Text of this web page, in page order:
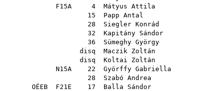
F15A 4
Mátyus Attila
15
Papp Antal
28
Siegler Konrád
32
Kapitány Sándor
36
Sümeghy György
disq
Maczik Zoltán
disq
Koltai Zoltán
N15A 22
Györffy Gabriella
28
Szabó Andrea
OÉEB F21E 17
Balla Sándor